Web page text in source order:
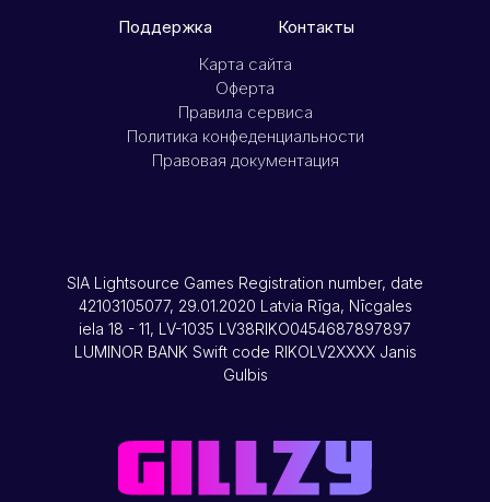
Поддержка
Контакты
Карта сайта
Оферта
Правила сервиса
Политика конфеденциальности
Правовая документация
SIA Lightsource Games Registration number, date
42103105077, 29.01.2020 Latvia Rīga, Nīcgales
iela 18 - 11, LV-1035 LV38RIKO0454687897897
LUMINOR BANK Swift code RIKOLV2XXXX Janis
Gulbis